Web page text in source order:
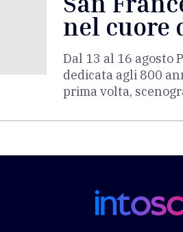
nel cuore
Dal 13 al 16 agosto
dedicata agli 800
prima volta,